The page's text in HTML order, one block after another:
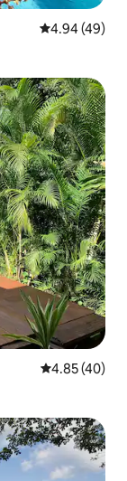
Calificación
4.94 (49)
Calificación
4.85 (40)